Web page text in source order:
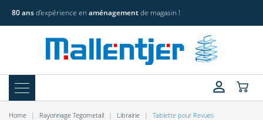
80 ansd'expérience en aménagementde magasin !
Home Rayonnage Tegometall Librairie Tablette pour Revues